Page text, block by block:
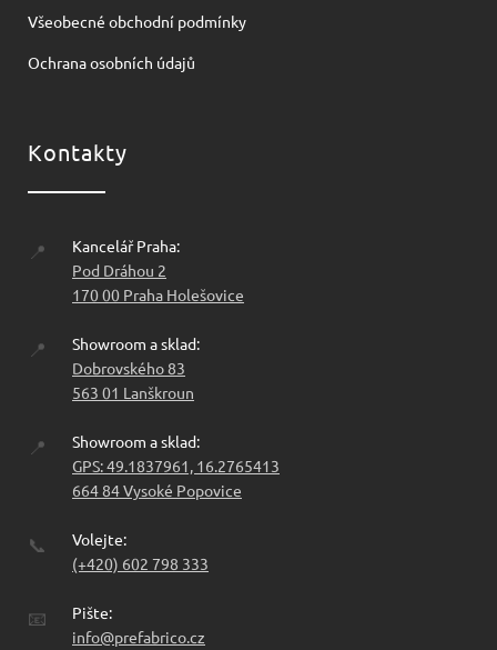
Všeobecné obchodní podmínky
Ochrana osobních údajů
Kontakty
📍
Kancelář Praha:
Pod Dráhou 2
170 00 Praha Holešovice
📍
Showroom a sklad:
Dobrovského 83
563 01 Lanškroun
📍
Showroom a sklad:
GPS: 49.1837961, 16.2765413
664 84 Vysoké Popovice
📞
Volejte:
(+420) 602 798 333
📧
Pište:
info@prefabrico.cz